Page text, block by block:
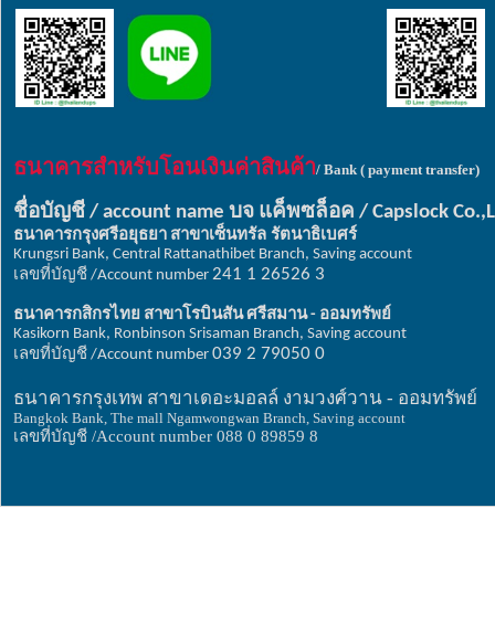
ธนาคารสำหรับโอนเงินค่าสินค้า/ Bank ( payment transfer)
ชื่อบัญชี / account name บจ แค็พซล็อค / Capslock
ธนาคารกรุงศรีอยุธยา สาขาเซ็นทรัล รัตนาธิเบศร์
Krungsri Bank, Central Rattanathibet Branch, Saving account
เลขที่บัญชี /Account number 241 1 26526 3
ธนาคารกสิกรไทย สาขาโรบินสันศรีสมาน- ออมทรัพย์
Kasikorn Bank, Ronbinson Srisaman Branch, Saving account
เลขที่บัญชี /Account number 039 2 79050 0
ธนาคารกรุงเทพ สาขาเดอะมอลล์ งามวงศ์วาน - ออมทรัพย์
Bangkok Bank, The mall Ngamwongwan Branch, Saving account
เลขที่บัญชี /Account number 088 0 89859 8